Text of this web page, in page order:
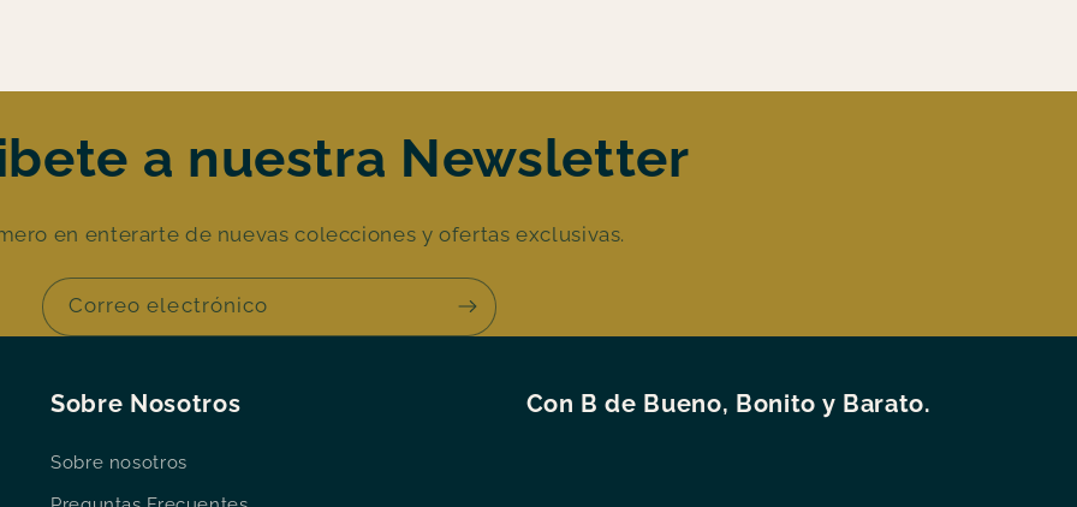
a nuestra Newsletter
en enterarte de nuevas colecciones y ofertas exclusivas.
Correo electrónico
Sobre Nosotros
Sobre nosotros
Con B de Bueno, Bonito y Barato.